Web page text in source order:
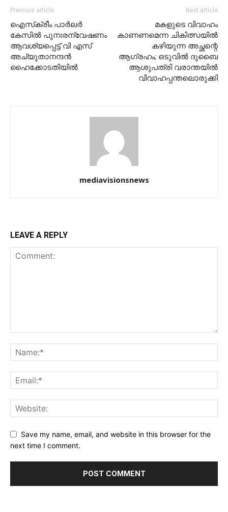
Previous article
ഐസ്‌ക്രീം പാര്‍ലര്‍
കേസില്‍ പുനഃരന്വേഷണം
ആവശ്യപ്പെട്ട് വി എസ്
അച്യുതാനന്ദന്‍
ഹൈക്കോടതിയില്‍
Next article
മകളുടെ വിവാഹം
കാണണമെന്ന ചികിത്സയില്‍
കഴിയുന്ന അച്ഛന്റെ
ആഗ്രഹം; ഒടുവില്‍ ദുബൈ
ആശുപത്രി വരാന്തയില്‍
വിവാഹപ്പന്തലൊരുക്കി
mediavisionsnews
LEAVE A REPLY
Save my name, email, and website in this browser for the
next time I comment.